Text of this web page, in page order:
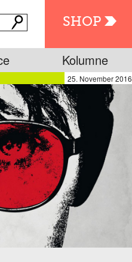
SHOP
Kolumne
25. November 2016